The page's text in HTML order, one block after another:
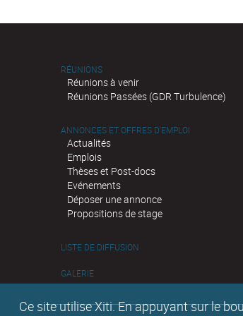
Ce site utilise Xiti. En appuyant sur le
RÉUNIONS
Réunions à venir
Réunions Passées (GDR Turbulence)
ANNONCES ET OFFRES D'EMPLOI
Actualités
Emplois
Thèses et Post-docs
Evénements
Déposer une annonce
Propositions de stage
LISTE DE DIFFUSION
GALERIE